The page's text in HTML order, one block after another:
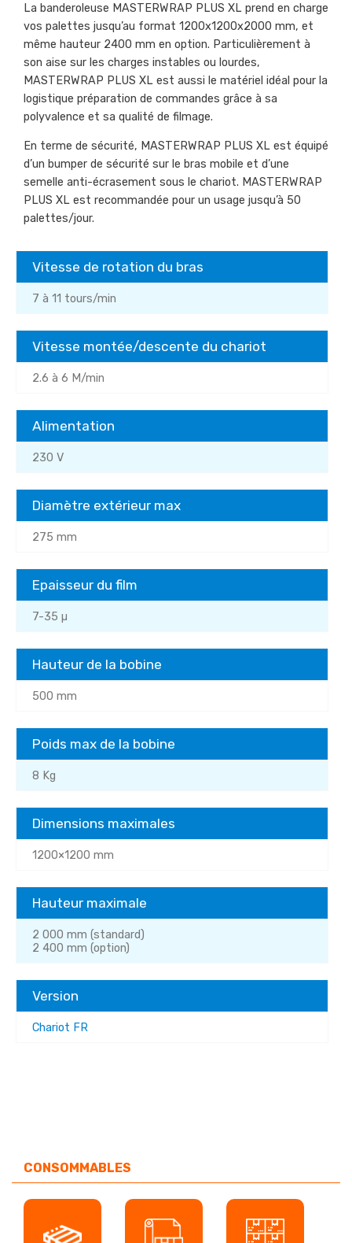
La banderoleuse MASTERWRAP PLUS XL prend en charge
vos palettes jusqu’au format 1200x1200x2000 mm, et
même hauteur 2400 mm en option. Particulièrement à
son aise sur les charges instables ou lourdes,
MASTERWRAP PLUS XL est aussi le matériel idéal pour la
logistique préparation de commandes grâce à sa
polyvalence et sa qualité de filmage.
En terme de sécurité, MASTERWRAP PLUS XL est équipé
d’un bumper de sécurité sur le bras mobile et d’une
semelle anti-écrasement sous le chariot. MASTERWRAP
PLUS XL est recommandée pour un usage jusqu’à 50
palettes/jour.
Vitesse de rotation du bras
7 à 11 tours/min
Vitesse montée/descente du chariot
2.6 à 6 M/min
Alimentation
230 V
Diamètre extérieur max
275 mm
Epaisseur du film
7-35 µ
Hauteur de la bobine
500 mm
Poids max de la bobine
8 Kg
Dimensions maximales
1200×1200 mm
Hauteur maximale
2 000 mm (standard)
2 400 mm (option)
Version
Chariot FR
CONSOMMABLES